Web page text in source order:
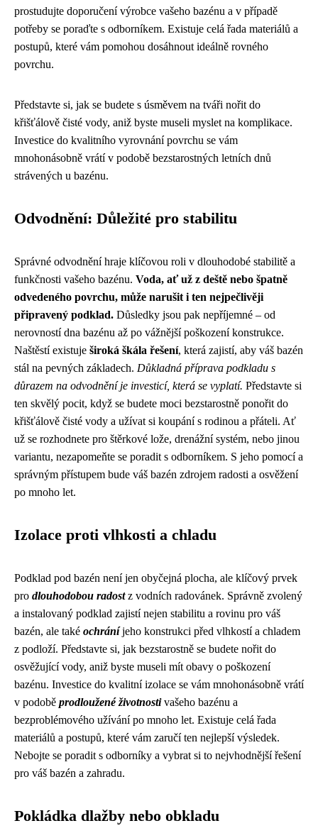
prostudujte doporučení výrobce vašeho bazénu a v případě
potřeby se poraďte s odborníkem. Existuje celá řada materiálů a
postupů, které vám pomohou dosáhnout ideálně rovného
povrchu.
Představte si, jak se budete s úsměvem na tváři nořit do
křišťálově čisté vody, aniž byste museli myslet na komplikace.
Investice do kvalitního vyrovnání povrchu se vám
mnohonásobně vrátí v podobě bezstarostných letních dnů
strávených u bazénu.
Odvodnění: Důležité pro stabilitu
Správné odvodnění hraje klíčovou roli v dlouhodobé stabilitě a
funkčnosti vašeho bazénu. Voda, ať už z deště nebo špatně
odvedeného povrchu, může narušit i ten nejpečlivěji
připravený podklad. Důsledky jsou pak nepříjemné – od
nerovností dna bazénu až po vážnější poškození konstrukce.
Naštěstí existuje široká škála řešení, která zajistí, aby váš bazén
stál na pevných základech. Důkladná příprava podkladu s
důrazem na odvodnění je investicí, která se vyplatí. Představte si
ten skvělý pocit, když se budete moci bezstarostně ponořit do
křišťálově čisté vody a užívat si koupání s rodinou a přáteli. Ať
už se rozhodnete pro štěrkové lože, drenážní systém, nebo jinou
variantu, nezapomeňte se poradit s odborníkem. S jeho pomocí a
správným přístupem bude váš bazén zdrojem radosti a osvěžení
po mnoho let.
Izolace proti vlhkosti a chladu
Podklad pod bazén není jen obyčejná plocha, ale klíčový prvek
pro dlouhodobou radostz vodních radovánek. Správně zvolený
a instalovaný podklad zajistí nejen stabilitu a rovinu pro váš
bazén, ale také ochráníjeho konstrukci před vlhkostí a chladem
z podloží. Představte si, jak bezstarostně se budete nořit do
osvěžující vody, aniž byste museli mít obavy o poškození
bazénu. Investice do kvalitní izolace se vám mnohonásobně vrátí
v podobě prodloužené životnostivašeho bazénu a
bezproblémového užívání po mnoho let. Existuje celá řada
materiálů a postupů, které vám zaručí ten nejlepší výsledek.
Nebojte se poradit s odborníky a vybrat si to nejvhodnější řešení
pro váš bazén a zahradu.
Pokládka dlažby nebo obkladu